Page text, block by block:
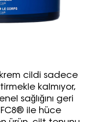
cildi sadece
kalmıyor,
sağlığını geri
ile hüce